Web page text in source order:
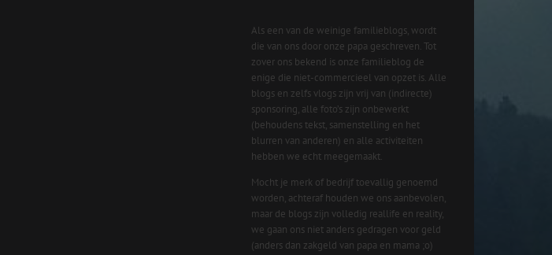
Als een van de weinige familieblogs, wordt
die van ons door onze papa geschreven. Tot
zover ons bekend is onze familieblog de
enige die niet-commercieel van opzet is. Alle
blogs en zelfs vlogs zijn vrij van (indirecte)
sponsoring, alle foto’s zijn onbewerkt
(behoudens tekst, samenstelling en het
blurren van anderen) en alle activiteiten
hebben we echt meegemaakt.
Mocht je merk of bedrijf toevallig genoemd
worden, achteraf houden we ons aanbevolen,
maar de blogs zijn volledig reallife en reality,
we gaan ons niet anders gedragen voor geld
(anders dan zakgeld van papa en mama ;o)